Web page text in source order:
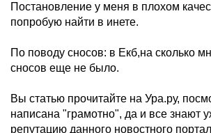
Постановление у меня в плохом
попробую найти в инете.
По поводу сносов: в Екб,на сколько
сносов еще не было.
Вы статью прочитайте на Ура.ру,
написана "грамотно", да и все знают
репутацию данного новостного